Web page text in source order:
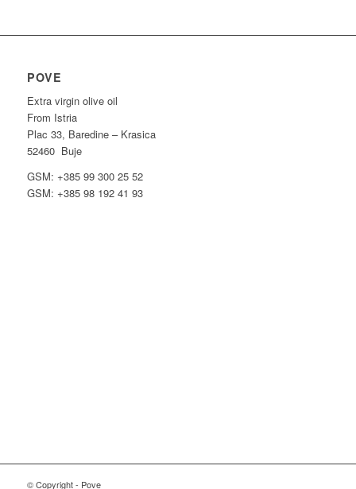
POVE
Extra virgin olive oil
From Istria
Plac 33, Baredine – Krasica
52460 Buje
GSM: +385 99 300 25 52
GSM: +385 98 192 41 93
© Copyright - Pove